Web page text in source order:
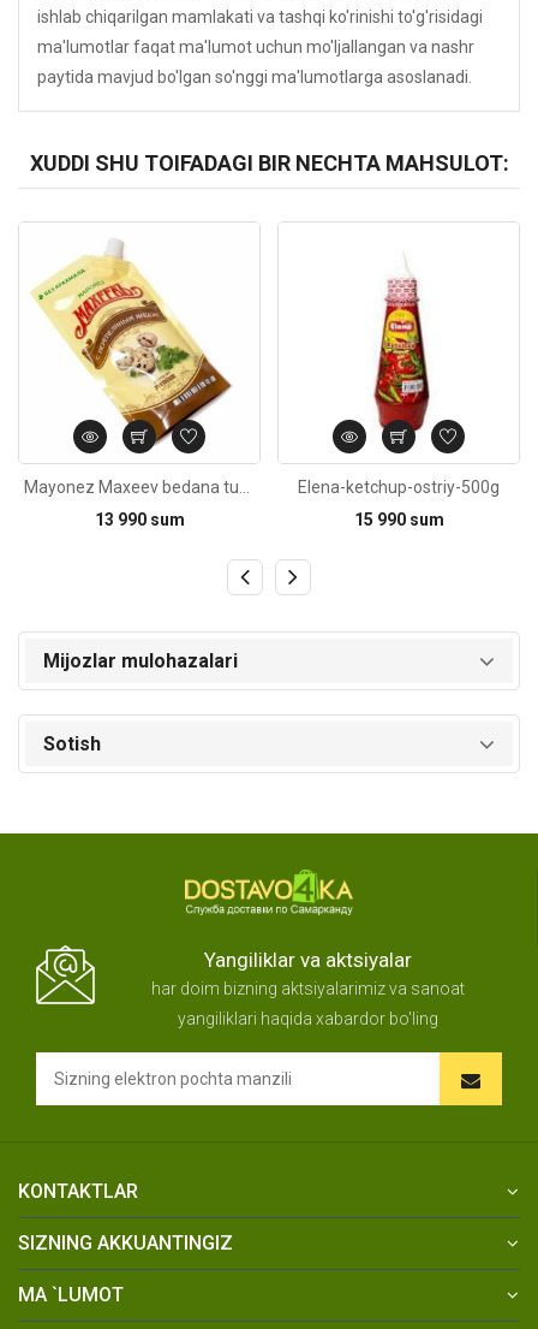
ishlab chiqarilgan mamlakati va tashqi ko'rinishi to'g'risidagi
ma'lumotlar faqat ma'lumot uchun mo'ljallangan va nashr
paytida mavjud bo'lgan so'nggi ma'lumotlarga asoslanadi.
XUDDI SHU TOIFADAGI BIR NECHTA MAHSULOT:
13 990 sum
Elena-ketchup-ostriy-500g
15 990 sum
Mijozlar mulohazalari
Sotish
Yangiliklar va aktsiyalar
har doim bizning aktsiyalarimiz va sanoat
yangiliklari haqida xabardor bo'ling
KONTAKTLAR
SIZNING AKKUANTINGIZ
MA `LUMOT